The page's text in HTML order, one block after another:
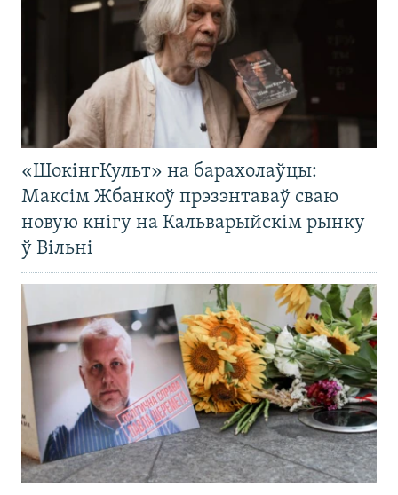
«ШокінгКульт» на барахолаўцы:
Максім Жбанкоў прэзэнтаваў сваю
новую кнігу на Кальварыйскім рынку
ў Вільні